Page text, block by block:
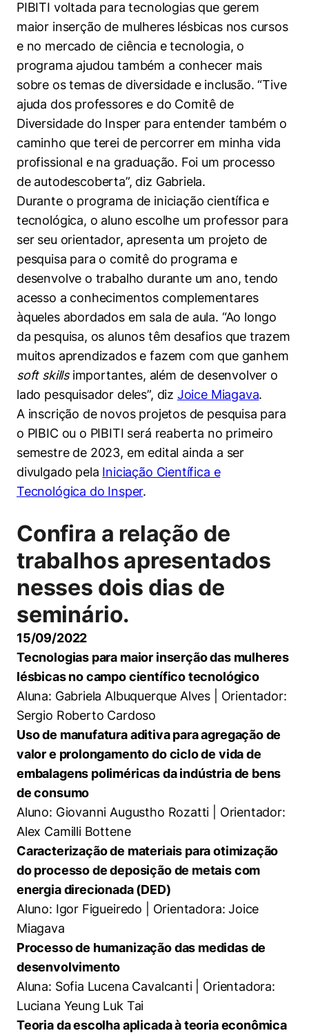
PIBITI voltada para tecnologias que gerem
maior inserção de mulheres lésbicas nos cursos
e no mercado de ciência e tecnologia, o
programa ajudou também a conhecer mais
sobre os temas de diversidade e inclusão. “Tive
ajuda dos professores e do Comitê de
Diversidade do Insper para entender também o
caminho que terei de percorrer em minha vida
profissional e na graduação. Foi um processo
de autodescoberta”, diz Gabriela.
Durante o programa de iniciação científica e
tecnológica, o aluno escolhe um professor para
ser seu orientador, apresenta um projeto de
pesquisa para o comitê do programa e
desenvolve o trabalho durante um ano, tendo
acesso a conhecimentos complementares
àqueles abordados em sala de aula. “Ao longo
da pesquisa, os alunos têm desafios que trazem
muitos aprendizados e fazem com que ganhem
soft skills importantes, além de desenvolver o
lado pesquisador deles”, diz Joice Miagava.
A inscrição de novos projetos de pesquisa para
o PIBIC ou o PIBITI será reaberta no primeiro
semestre de 2023, em edital ainda a ser
divulgado pela Iniciação Científica e
Tecnológica do Insper.
Confira a relação de
trabalhos apresentados
nesses dois dias de
seminário.
15/09/2022
Tecnologias para maior inserção das mulheres
lésbicas no campo científico tecnológico
Aluna: Gabriela Albuquerque Alves | Orientador:
Sergio Roberto Cardoso
Uso de manufatura aditiva para agregação de
valor e prolongamento do ciclo de vida de
embalagens poliméricas da indústria de bens
de consumo
Aluno: Giovanni Augustho Rozatti | Orientador:
Alex Camilli Bottene
Caracterização de materiais para otimização
do processo de deposição de metais com
energia direcionada (DED)
Aluno: Igor Figueiredo | Orientadora: Joice
Miagava
Processo de humanização das medidas de
desenvolvimento
Aluna: Sofia Lucena Cavalcanti | Orientadora:
Luciana Yeung Luk Tai
Teoria da escolha aplicada à teoria econômica
Cookies de preferências de usuário